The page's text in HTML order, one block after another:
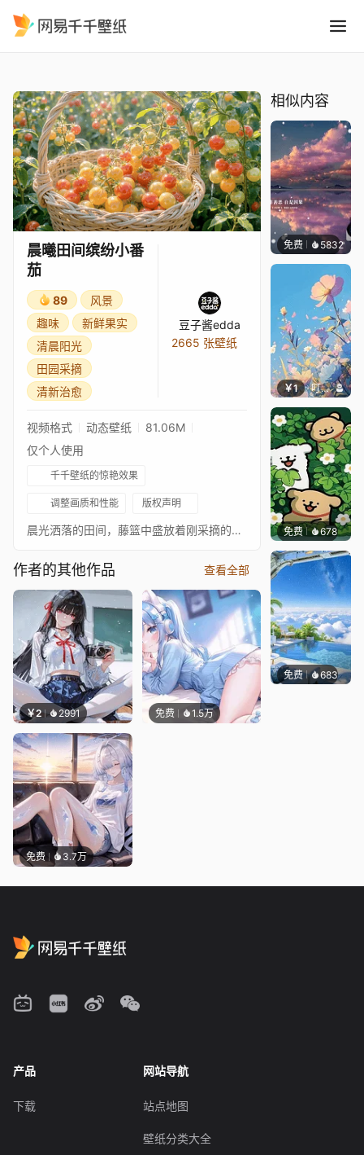
晨曦田间缤纷小番
茄
89
风景
趣味
新鲜果实
清晨阳光
田园采摘
清新治愈
豆子酱edda
2665 张壁纸
视频格式 动态壁纸
81.06M
仅个人使用
千千壁纸的惊艳效果
调整画质和性能 版权声明
晨光洒落的田间，藤篮中盛放着刚采摘的多彩小番茄，叶片带晶莹露光，是清新治愈的田园景象。
作者的其他作品 查看全部
￥2 2991 免费 1.5万
免费 3.7万
相似内容
免费 5832冰茶
￥1 叮叮当当
免费 678渔小小
免费 683豆子
产品
下载
网站导航
站点地图
壁纸分类大全